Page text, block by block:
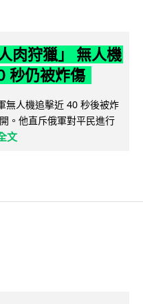
肉狩獵」 無人機
秒仍被炸傷
無人機追擊近 40 秒後被炸
。他直斥俄軍對平民進行
文